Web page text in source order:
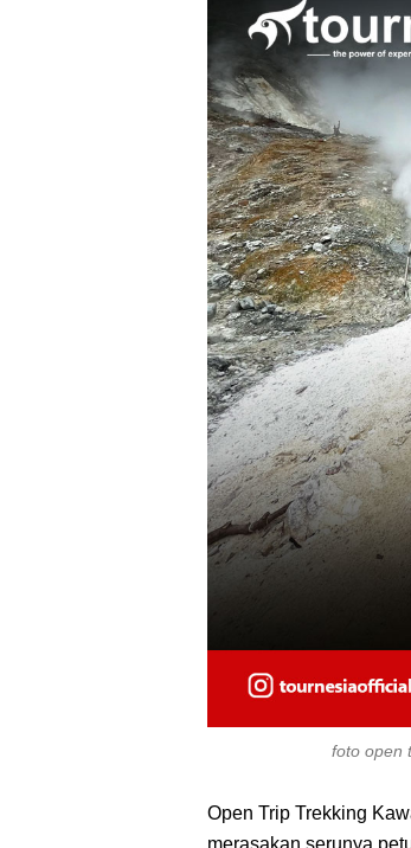
foto open
Open Trip Trekking